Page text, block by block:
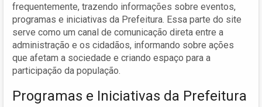
frequentemente, trazendo informações sobre eventos,
programas e iniciativas da Prefeitura. Essa parte do site
serve como um canal de comunicação direta entre a
administração e os cidadãos, informando sobre ações
que afetam a sociedade e criando espaço para a
participação da população.
Programas e Iniciativas da Prefeitura